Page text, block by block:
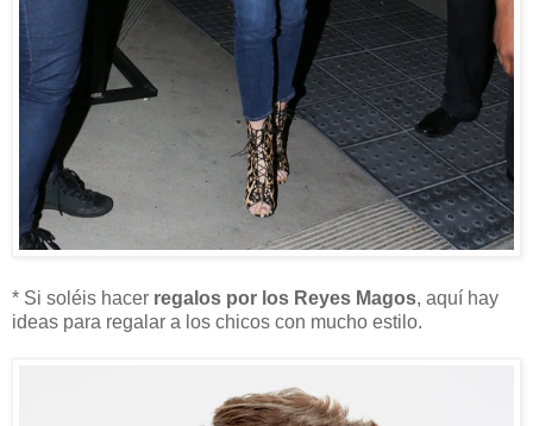
* Si soléis hacer regalos por los Reyes Magos, aquí hay
ideas para regalar a los chicos con mucho estilo.